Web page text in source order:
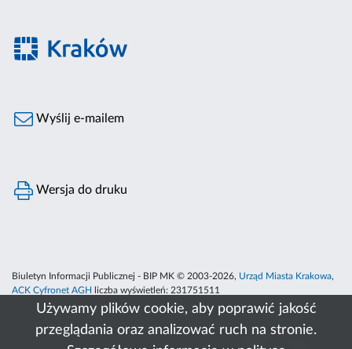
Używamy plików cookie, aby poprawić jakość
przeglądania oraz analizować ruch na stronie.
Wyślij e-mailem
Wersja do druku
Biuletyn Informacji Publicznej - BIP MK © 2003-2026, Urząd Miasta Krakowa,
ACK Cyfronet AGH
liczba wyświetleń: 231751511